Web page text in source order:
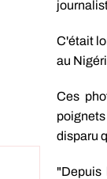
C'était
au
Ces
disparu
"Depuis